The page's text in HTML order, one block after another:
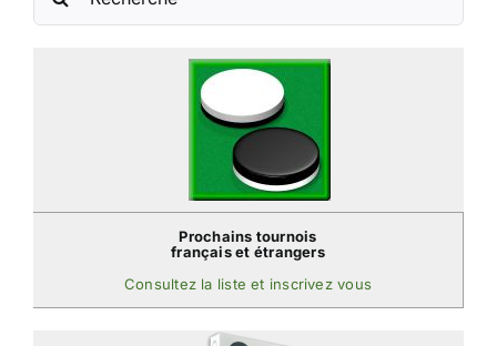
Prochains tournois
français et étrangers
Consultez la liste et inscrivez vous